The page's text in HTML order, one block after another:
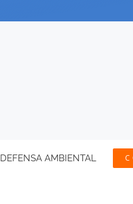
DEFENSA AMBIENTAL